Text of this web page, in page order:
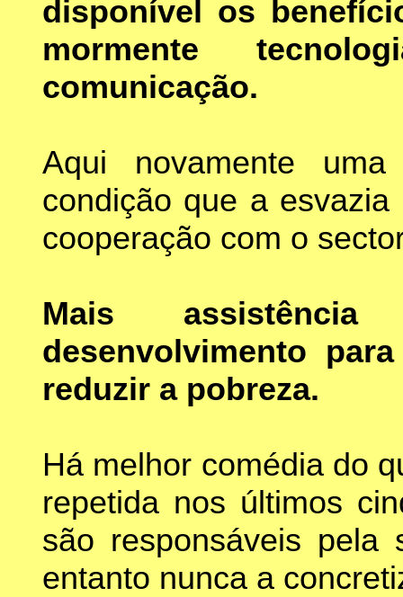
disponível os
mormente
comunicação.
Aqui novamente
condição que a
cooperação com o
Mais
desenvolvimento
reduzir a pobreza.
Há melhor comédia do
repetida nos últimos
são responsáveis pela
entanto nunca a